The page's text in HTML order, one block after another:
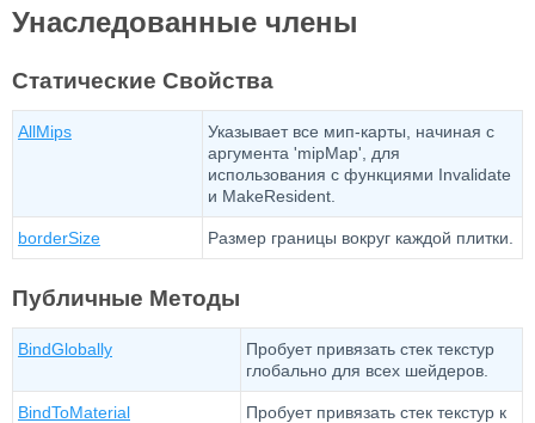
Унаследованные члены
Статические Свойства
AllMips
Указывает все мип-карты, начиная с
аргумента 'mipMap', для
использования с функциями Invalidate
и MakeResident.
borderSize Размер границы вокруг каждой плитки.
Публичные Методы
BindGlobally
Пробует привязать стек текстур
глобально для всех шейдеров.
BindToMaterial
Пробует привязать стек текстур к